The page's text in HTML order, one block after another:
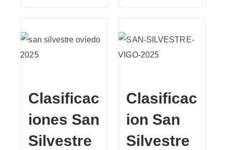
Clasificac
iones San
Silvestre
Clasificac
ion San
Silvestre